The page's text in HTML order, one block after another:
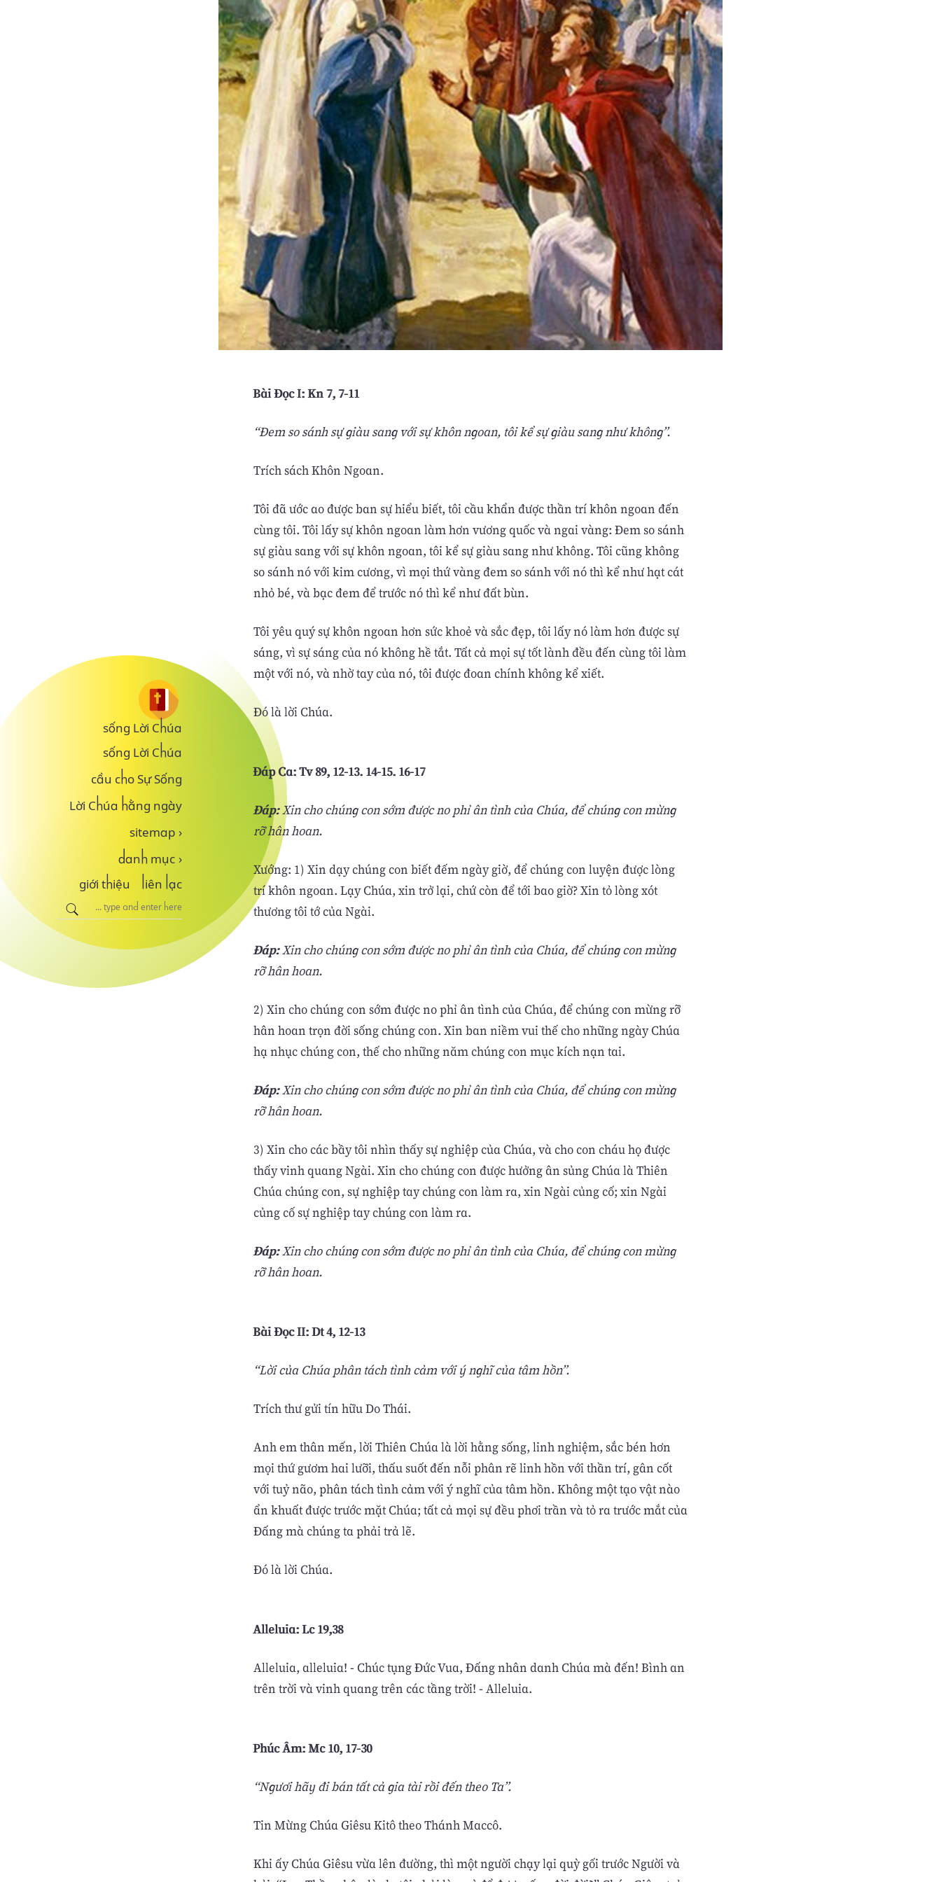
sống Lời Chúa
sống Lời Chúa
cầu cho Sự Sống
Lời Chúa hằng ngày
sitemap ›
danh mục ›
giới thiệu
liên lạc
Bài Ðọc I: Kn 7, 7-11
“Ðem so sánh sự giàu sang với sự khôn ngoan, tôi kể sự giàu sang như không”.
Trích sách Khôn Ngoan.
Tôi đã ước ao được ban sự hiểu biết, tôi cầu khẩn được thần trí khôn ngoan đến
cùng tôi. Tôi lấy sự khôn ngoan làm hơn vương quốc và ngai vàng: Ðem so sánh
sự giàu sang với sự khôn ngoan, tôi kể sự giàu sang như không. Tôi cũng không
so sánh nó với kim cương, vì mọi thứ vàng đem so sánh với nó thì kể như hạt cát
nhỏ bé, và bạc đem để trước nó thì kể như đất bùn.
Tôi yêu quý sự khôn ngoan hơn sức khoẻ và sắc đẹp, tôi lấy nó làm hơn được sự
sáng, vì sự sáng của nó không hề tắt. Tất cả mọi sự tốt lành đều đến cùng tôi làm
một với nó, và nhờ tay của nó, tôi được đoan chính không kể xiết.
Ðó là lời Chúa.
Ðáp Ca: Tv 89, 12-13. 14-15. 16-17
Ðáp:Xin cho chúng con sớm được no phỉ ân tình của Chúa, để chúng con mừng
rỡ hân hoan.
Xướng: 1) Xin dạy chúng con biết đếm ngày giờ, để chúng con luyện được lòng
trí khôn ngoan. Lạy Chúa, xin trở lại, chứ còn để tới bao giờ? Xin tỏ lòng xót
thương tôi tớ của Ngài.
Ðáp:Xin cho chúng con sớm được no phỉ ân tình của Chúa, để chúng con mừng
rỡ hân hoan.
2) Xin cho chúng con sớm được no phỉ ân tình của Chúa, để chúng con mừng rỡ
hân hoan trọn đời sống chúng con. Xin ban niềm vui thế cho những ngày Chúa
hạ nhục chúng con, thế cho những năm chúng con mục kích nạn tai.
Ðáp:Xin cho chúng con sớm được no phỉ ân tình của Chúa, để chúng con mừng
rỡ hân hoan.
3) Xin cho các bầy tôi nhìn thấy sự nghiệp của Chúa, và cho con cháu họ được
thấy vinh quang Ngài. Xin cho chúng con được hưởng ân sủng Chúa là Thiên
Chúa chúng con, sự nghiệp tay chúng con làm ra, xin Ngài củng cố; xin Ngài
củng cố sự nghiệp tay chúng con làm ra.
Ðáp:Xin cho chúng con sớm được no phỉ ân tình của Chúa, để chúng con mừng
rỡ hân hoan.
Bài Ðọc II: Dt 4, 12-13
“Lời của Chúa phân tách tình cảm với ý nghĩ của tâm hồn”.
Trích thư gửi tín hữu Do Thái.
Anh em thân mến, lời Thiên Chúa là lời hằng sống, linh nghiệm, sắc bén hơn
mọi thứ gươm hai lưỡi, thấu suốt đến nỗi phân rẽ linh hồn với thần trí, gân cốt
với tuỷ não, phân tách tình cảm với ý nghĩ của tâm hồn. Không một tạo vật nào
ẩn khuất được trước mặt Chúa; tất cả mọi sự đều phơi trần và tỏ ra trước mắt của
Ðấng mà chúng ta phải trả lẽ.
Ðó là lời Chúa.
Alleluia: Lc 19,38
Alleluia, alleluia! - Chúc tụng Ðức Vua, Ðấng nhân danh Chúa mà đến! Bình an
trên trời và vinh quang trên các tầng trời! - Alleluia.
Phúc Âm: Mc 10, 17-30
“Ngươi hãy đi bán tất cả gia tài rồi đến theo Ta”.
Tin Mừng Chúa Giêsu Kitô theo Thánh Maccô.
Khi ấy Chúa Giêsu vừa lên đường, thì một người chạy lại quỳ gối trước Người và